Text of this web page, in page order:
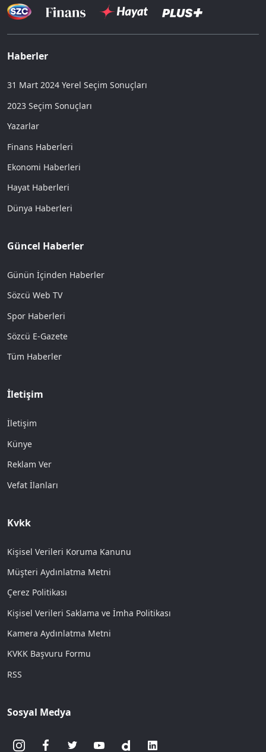
Haberler
31 Mart 2024 Yerel Seçim Sonuçları
2023 Seçim Sonuçları
Yazarlar
Finans Haberleri
Ekonomi Haberleri
Hayat Haberleri
Dünya Haberleri
Güncel Haberler
Günün İçinden Haberler
Sözcü Web TV
Spor Haberleri
Sözcü E-Gazete
Tüm Haberler
İletişim
İletişim
Künye
Reklam Ver
Vefat İlanları
Kvkk
Kişisel Verileri Koruma Kanunu
Müşteri Aydınlatma Metni
Çerez Politikası
Kişisel Verileri Saklama ve İmha Politikası
Kamera Aydınlatma Metni
KVKK Başvuru Formu
RSS
Sosyal Medya